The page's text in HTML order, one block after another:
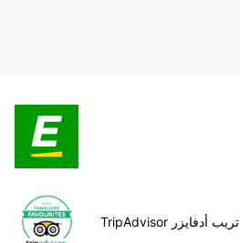
TripAdvisor تريب أدفايزر